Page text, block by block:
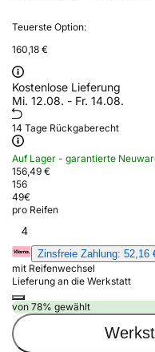
Teuerste Option:
160,18 €
Kostenlose Lieferung
Mi. 12.08. - Fr. 14.08.
14 Tage Rückgaberecht
Auf Lager - garantierte
156,49 €
156
49€
pro Reifen
4
Zinsfreie Zahlung: 52,16
mit Reifenwechsel
Lieferung an die Werkstatt
von 78% gewählt